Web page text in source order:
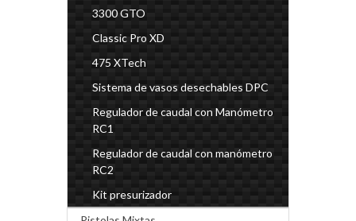
3300 GTO
Classic Pro XD
475 XTech
Sistema de vasos desechables DPC
Regulador de caudal con Manómetro
RC1
Regulador de caudal con manómetro
RC2
Kit presurizador